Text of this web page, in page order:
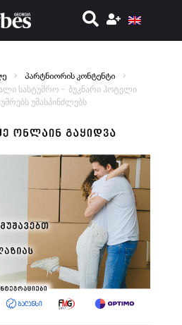
პარტნიორის კონტენტი
სასტუმრო – ბუკნარი ჰოტელი
უმასპინძლებს